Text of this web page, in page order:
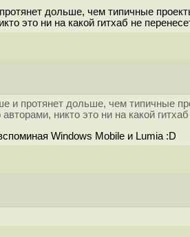
дольше, чем типичные
это ни на какой гитхаб не
протянет дольше, чем типичные
никто это ни на какой гитхаб
Windows Mobile и Lumia :D